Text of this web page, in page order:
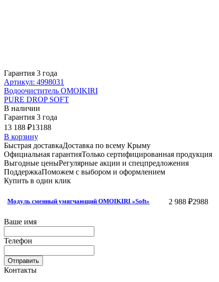
Гарантия 3 года
Артикул: 4998031
Водоочиститель OMOIKIRI
PURE DROP SOFT
В наличии
Гарантия 3 года
13 188 ₽13188
В корзину
Быстрая доставкаДоставка по всему Крыму
Официальная гарантияТолько сертифицированная продукция
Выгодные ценыРегулярные акции и спецпредложения
ПоддержкаПоможем с выбором и оформлением
Купить в один клик
Модуль сменный умягчающий OMOIKIRI «Soft» 2 988 ₽2988
Ваше имя
Телефон
Отправить
Контакты